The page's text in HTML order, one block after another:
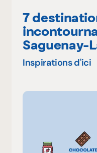
7
Saguenay-
Inspirations d'ici